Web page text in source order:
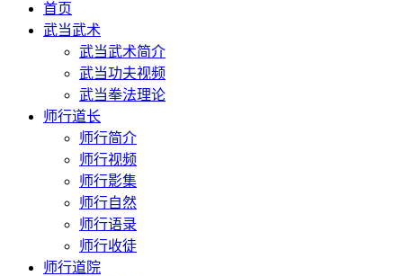
首页
武当武术
武当武术简介
武当功夫视频
武当拳法理论
师行道长
师行简介
师行视频
师行影集
师行自然
师行语录
师行收徒
师行道院